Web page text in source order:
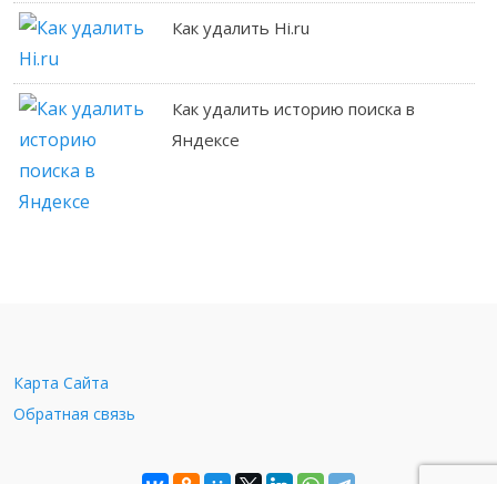
Как удалить Hi.ru
Как удалить историю поиска в
Яндексе
Карта Сайта
Обратная связь